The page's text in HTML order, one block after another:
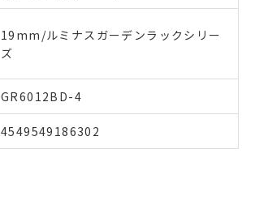
19mm/ルミナスガーデンラックシリー
ズ
GR6012BD-4
4549549186302